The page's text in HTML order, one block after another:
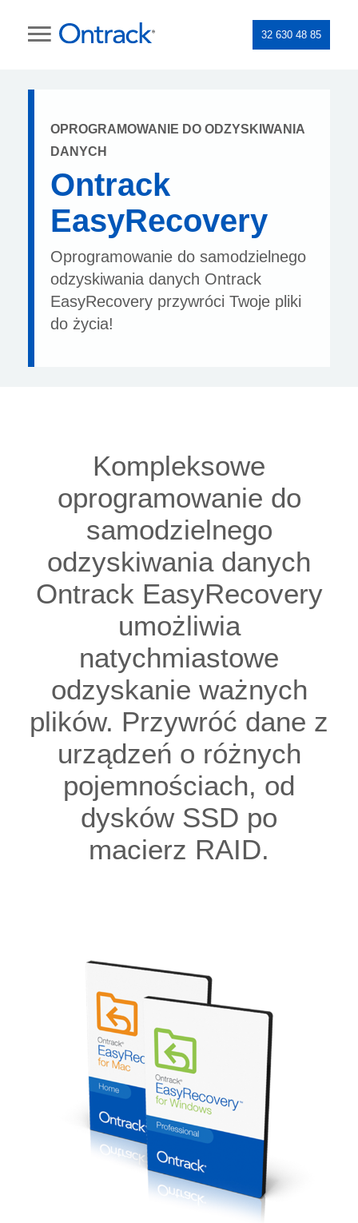
32 630 48 85
OPROGRAMOWANIE DO ODZYSKIWANIA
DANYCH
Ontrack
EasyRecovery
Oprogramowanie do samodzielnego
odzyskiwania danych Ontrack
EasyRecovery przywróci Twoje pliki
do życia!
Kompleksowe
oprogramowanie do
samodzielnego
odzyskiwania danych
Ontrack EasyRecovery
umożliwia
natychmiastowe
odzyskanie ważnych
plików. Przywróć dane z
urządzeń o różnych
pojemnościach, od
dysków SSD po
macierz RAID.